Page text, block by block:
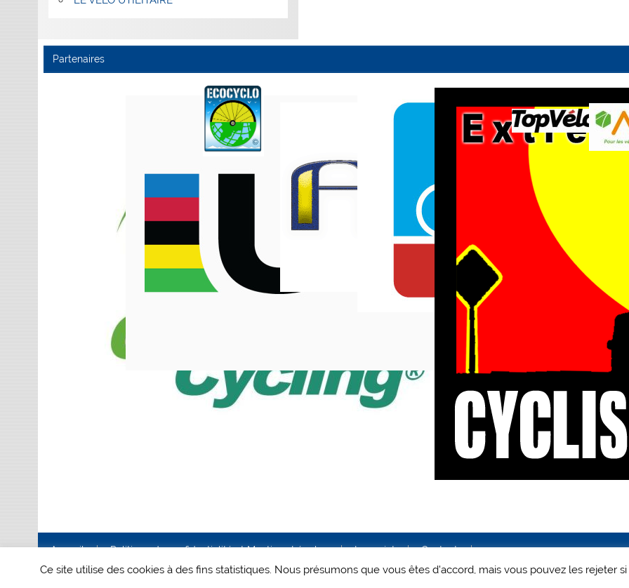
Partenaires
Accueil Politique de confidentialité et Mentions Légales Le projet Contact
Ce site utilise des cookies à des fins statistiques. Nous présumons que vous êtes d'accord, mais vous pouvez les rejeter